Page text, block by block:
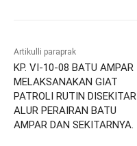
Artikulli paraprak
KP. VI-10-08 BATU AMPAR
MELAKSANAKAN GIAT
PATROLI RUTIN DISEKITAR
ALUR PERAIRAN BATU
AMPAR DAN SEKITARNYA.